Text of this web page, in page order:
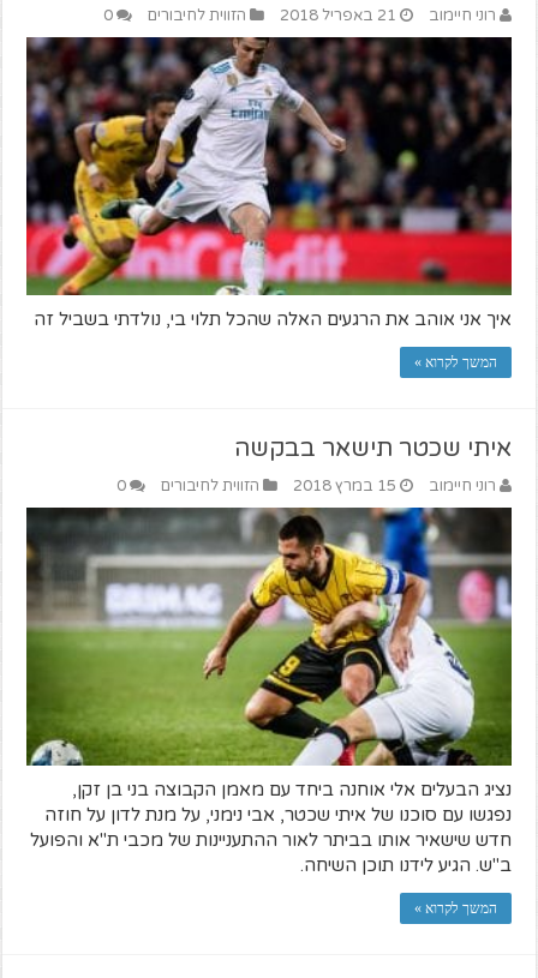
רוני חיימוב 21 באפריל 2018 הזווית לחיבורים 0
איך אני אוהב את הרגעים האלה שהכל תלוי בי, נולדתי בשביל זה
המשך לקרוא »
איתי שכטר תישאר בבקשה
רוני חיימוב 15 במרץ 2018 הזווית לחיבורים 0
נציג הבעלים אלי אוחנה ביחד עם מאמן הקבוצה בני בן זקן,
נפגשו עם סוכנו של איתי שכטר, אבי נימני, על מנת לדון על חוזה
חדש שישאיר אותו בביתר לאור ההתעניינות של מכבי ת"א והפועל
ב"ש. הגיע לידנו תוכן השיחה.
המשך לקרוא »